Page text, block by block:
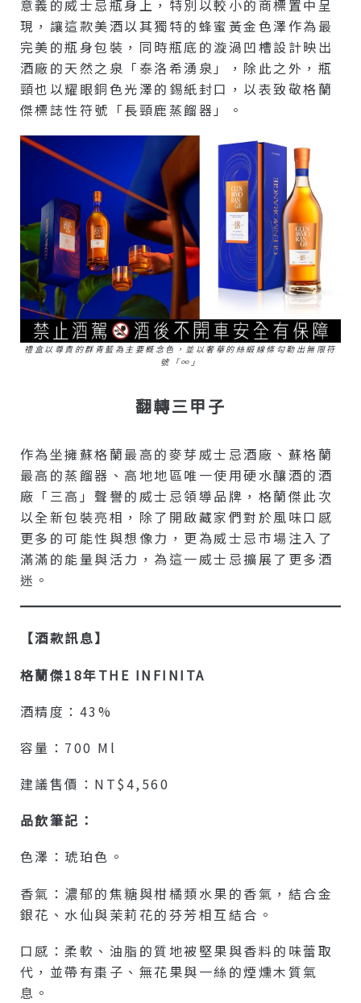
意義的威士忌瓶身上，特別以較小的商標置中呈
現，讓這款美酒以其獨特的蜂蜜黃金色澤作為最
完美的瓶身包裝，同時瓶底的漩渦凹槽設計映出
酒廠的天然之泉「泰洛希湧泉」，除此之外，瓶
頸也以耀眼銅色光澤的錫紙封口，以表致敬格蘭
傑標誌性符號「長頸鹿蒸餾器」。
禮盒以尊貴的群青藍為主要概念色，並以奢華的絲緞線條勾勒出無限符
號「∞」
翻轉三甲子
作為坐擁蘇格蘭最高的麥芽威士忌酒廠、蘇格蘭
最高的蒸餾器、高地地區唯一使用硬水釀酒的酒
廠「三高」聲譽的威士忌領導品牌，格蘭傑此次
以全新包裝亮相，除了開啟藏家們對於風味口感
更多的可能性與想像力，更為威士忌市場注入了
滿滿的能量與活力，為這一威士忌擴展了更多酒
迷。
【酒款訊息】
格蘭傑18年THE INFINITA
酒精度：43%
容量：700 Ml
建議售價：NT$4,560
品飲筆記：
色澤：琥珀色。
香氣：濃郁的焦糖與柑橘類水果的香氣，結合金
銀花、水仙與茉莉花的芬芳相互結合。
口感：柔軟、油脂的質地被堅果與香料的味蕾取
代，並帶有棗子、無花果與一絲的煙燻木質氣
息。